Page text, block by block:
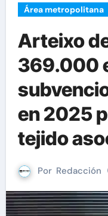
Área metropolitana
Arteixo
369.000
en 2025
tejido
Por Redacción